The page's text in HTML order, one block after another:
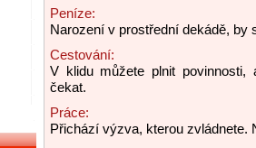
Peníze:
Narození v prostřední dekádě, by
Cestování:
V klidu můžete plnit povinnosti,
čekat.
Práce:
Přichází výzva, kterou zvládnete.